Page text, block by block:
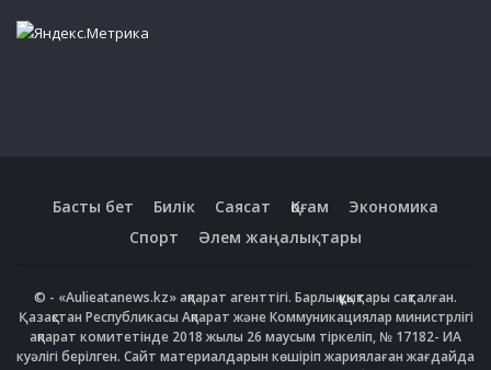
Басты бет Билік Саясат Қоғам
Экономика
Спорт
Әлем жаңалықтары
© - «Aulieatanews.kz» ақпарат агенттігі. Барлық құқықтары сақталған.
Қазақстан Республикасы Ақпарат және Коммуникациялар министрлігі
ақпарат комитетінде 2018 жылы 26 маусым тіркеліп, № 17182- ИА
куәлігі берілген. Сайт материалдарын көшіріп жариялаған жағдайда